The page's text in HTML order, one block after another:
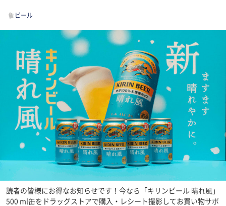
ビール
読者の皆様にお得なお知らせです！今なら「キリンビール 晴れ風」
500 ml缶をドラッグストアで購入・レシート撮影してお買い物サポ